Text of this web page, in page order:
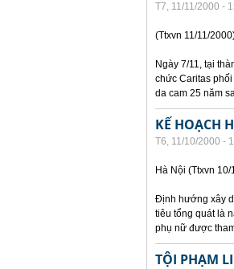
T7, 11/11/2000 -
(Ttxvn 11/11/
Ngày 7/11, tại
chức Caritas
da cam 25 năm
KẾ HOẠCH
T6, 11/10/2000 -
Hà Nội (Ttxvn 10/
Định hướng xây
tiêu tổng quát là
phụ nữ được
TỘI PHẠM